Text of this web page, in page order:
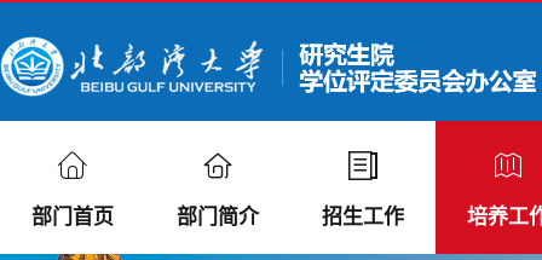
部门首页 部门简介 招生工作 培养工